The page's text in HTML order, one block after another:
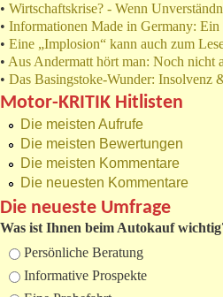
• Wirtschaftskrise? - Wenn
• Informationen Made in Germany: Ein
• Eine „Implosion“ kann auch zum
• Aus Andermatt hört man: Noch nicht
• Das Basingstoke-Wunder: Insolvenz
Motor-KRITIK Hitlisten
Die meisten Aufrufe
Die meisten Bewertungen
Die meisten Kommentare
Die neuesten Kommentare
Die neueste Umfrage
Was ist Ihnen beim Autokauf
Auswahlmöglichkeiten
Persönliche Beratung
Informative Prospekte